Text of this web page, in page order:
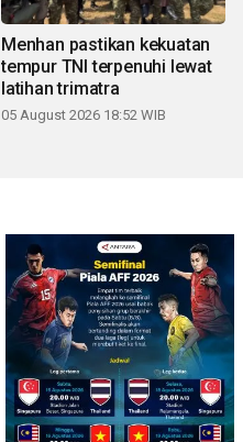
Menhan pastikan kekuatan
tempur TNI terpenuhi lewat
latihan trimatra
05 August 2026 18:52 WIB